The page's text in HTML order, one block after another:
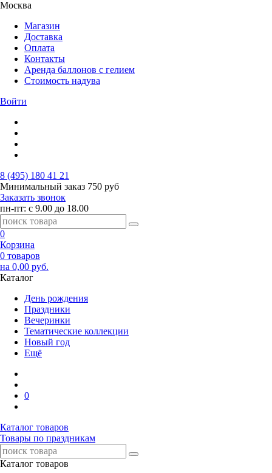
Москва
Магазин
Доставка
Оплата
Контакты
Аренда баллонов с гелием
Стоимость надува
Войти
8 (495) 180 41 21
Минимальный заказ 750 руб
Заказать звонок
пн-пт: с 9.00 до 18.00
0
Корзина
0 товаров
на 0,00 руб.
Каталог
День рождения
Праздники
Вечеринки
Тематические коллекции
Новый год
Ещё
0
Каталог товаров
Товары по праздникам
Каталог товаров